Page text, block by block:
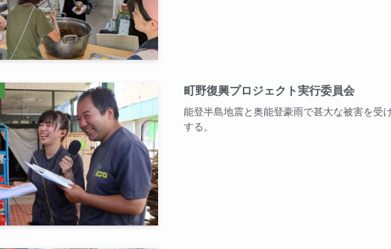
町野復興プロジェクト実行委員会
能登半島地震と奥能登豪雨で甚大な被害を受
する。